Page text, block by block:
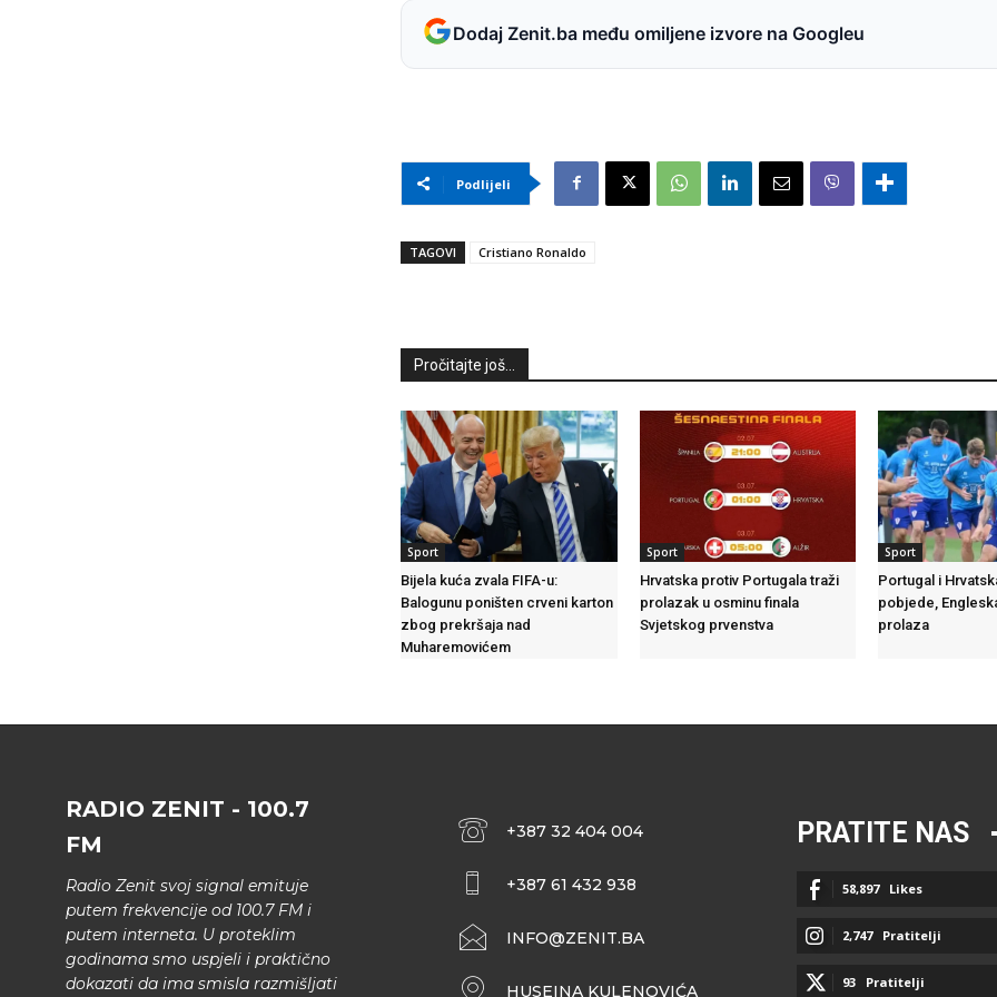
Dodaj Zenit.ba među omiljene izvore na Googleu
Podlijeli
TAGOVI Cristiano Ronaldo
Pročitajte još...
Sport
Bijela kuća zvala FIFA-u:
Balogunu poništen crveni karton
zbog prekršaja nad
Muharemovićem
Sport
Hrvatska protiv Portugala traži
prolazak u osminu finala
Svjetskog prvenstva
Sport
Portugal i
pobjede,
prolaza
RADIO ZENIT - 100.7
FM
Radio Zenit svoj signal emituje
putem frekvencije od 100.7 FM i
putem interneta. U proteklim
godinama smo uspjeli i praktično
dokazati da ima smisla razmišljati
+387 32 404 004
+387 61 432 938
INFO@ZENIT.BA
HUSEINA KULENOVIĆA
PRATITE NAS
58,897 Likes
2,747 Pratitelji
93 Pratitelji